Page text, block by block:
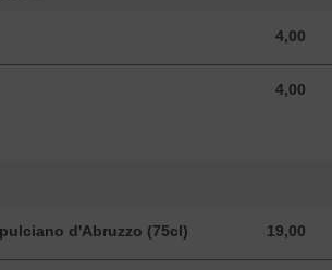
4,00
4,00 EUR
4,00
4,00 EUR
d'Abruzzo (75cl) 19,00
19,00 EUR